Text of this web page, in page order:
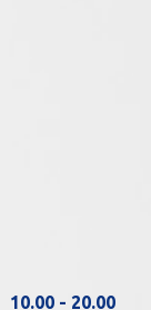
10.00 - 20.00